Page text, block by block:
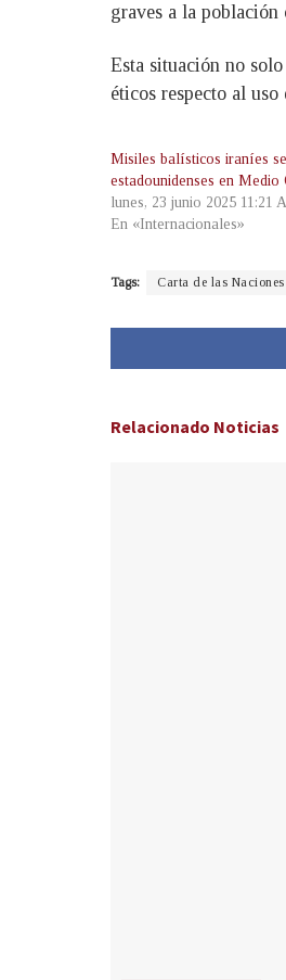
graves a la población
Esta situación no
éticos respecto al
Misiles balísticos iraníes
estadounidenses en Medio
lunes, 23 junio 2025 11:21
En «Internacionales»
Tags: Carta de las
Relacionado Noticias